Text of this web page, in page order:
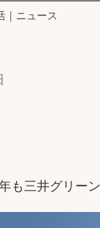
｜ニュース
も三井グリー